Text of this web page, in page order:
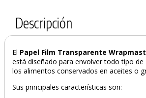
Descripción
El Papel Film Transparente
está diseñado para envolver todo tipo
los alimentos conservados en aceites o
Sus principales características son: